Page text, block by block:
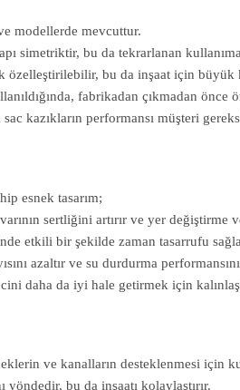
modellerde mevcuttur.
simetriktir, bu da tekrarlanan
bu da inşaat için büyük
fabrikadan çıkmadan önce
kazıkların performansı müşteri
esnek tasarım;
sertliğini artırır ve yer değiştirme
etkili bir şekilde zaman tasarrufu
azaltır ve su durdurma
daha da iyi hale getirmek için
ve kanalların desteklenmesi için
bu da inşaatı kolaylaştırır.